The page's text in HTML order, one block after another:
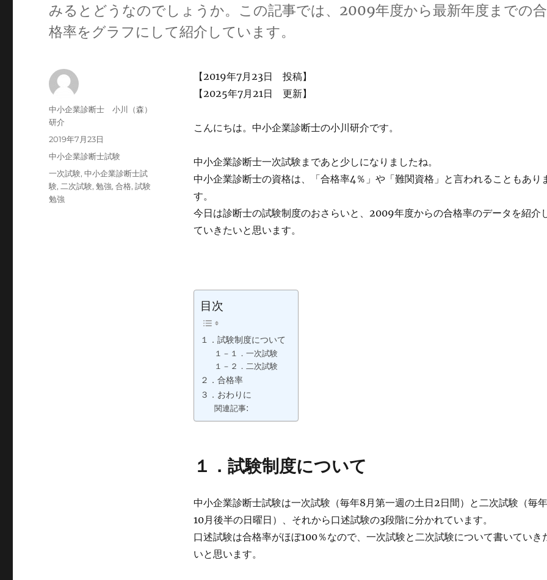
みるとどうなのでしょうか。この記事では、2009年度から最新年度までの合
格率をグラフにして紹介しています。
【2019年7月23日 投稿】
【2025年7月21日 更新】
こんにちは。中小企業診断士の小川研介です。
中小企業診断士一次試験まであと少しになりましたね。
中小企業診断士の資格は、「合格率4％」や「難関資格」と言われることもあり
す。
今日は診断士の試験制度のおさらいと、2009年度からの合格率のデータを紹介
ていきたいと思います。
目次
１．試験制度について
１－１．一次試験
１－２．二次試験
２．合格率
３．おわりに
関連記事:
１．試験制度について
中小企業診断士試験は一次試験（毎年8月第一週の土日2日間）と二次試験（毎年
10月後半の日曜日）、それから口述試験の3段階に分かれています。
口述試験は合格率がほぼ100％なので、一次試験と二次試験について書いていき
いと思います。
投
稿
中小企業診断士 小川（森）
研介
投
稿
2019年7月23日
カ
ゴ
リ
中小企業診断士試験
タ
グ
一次試験,中小企業診断士試
験, 二次試験,勉強,合格,試験
勉強